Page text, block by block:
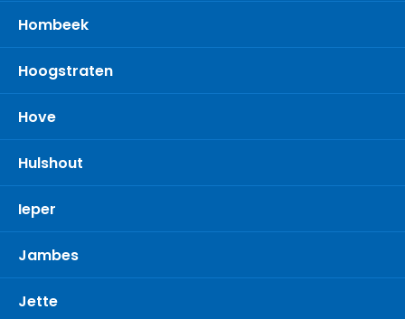
Hombeek
Hoogstraten
Hove
Hulshout
Ieper
Jambes
Jette